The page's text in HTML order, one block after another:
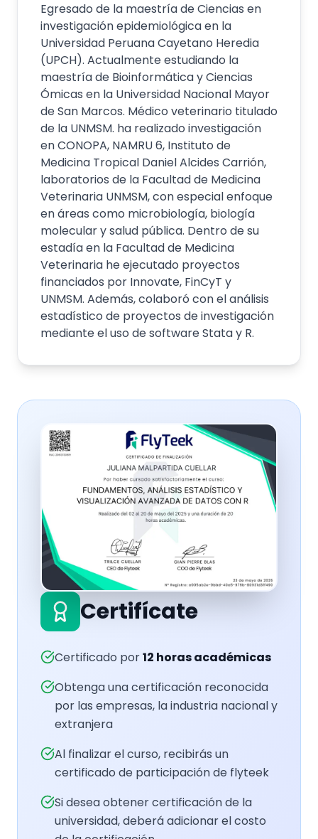
Egresado de la maestría de Ciencias en
investigación epidemiológica en la
Universidad Peruana Cayetano Heredia
(UPCH). Actualmente estudiando la
maestría de Bioinformática y Ciencias
Ómicas en la Universidad Nacional Mayor
de San Marcos. Médico veterinario titulado
de la UNMSM. ha realizado investigación
en CONOPA, NAMRU 6, Instituto de
Medicina Tropical Daniel Alcides Carrión,
laboratorios de la Facultad de Medicina
Veterinaria UNMSM, con especial enfoque
en áreas como microbiología, biología
molecular y salud pública. Dentro de su
estadía en la Facultad de Medicina
Veterinaria he ejecutado proyectos
financiados por Innovate, FinCyT y
UNMSM. Además, colaboró con el análisis
estadístico de proyectos de investigación
mediante el uso de software Stata y R.
Certifícate
Certificado por12 horas académicas
Obtenga una certificación reconocida
por las empresas, la industria nacional y
extranjera
Al finalizar el curso, recibirás un
certificado de participación de flyteek
Si desea obtener certificación de la
universidad, deberá adicionar el costo